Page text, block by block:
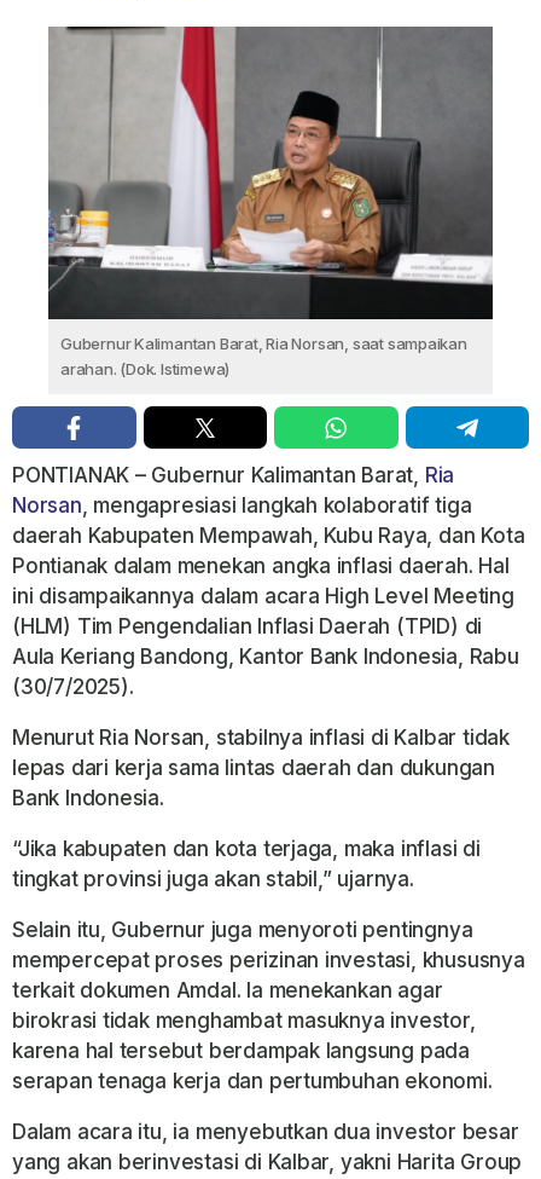
Gubernur Kalimantan Barat, Ria Norsan, saat sampaikan
arahan. (Dok. Istimewa)
PONTIANAK – Gubernur Kalimantan Barat, Ria
Norsan, mengapresiasi langkah kolaboratif tiga
daerah Kabupaten Mempawah, Kubu Raya, dan Kota
Pontianak dalam menekan angka inflasi daerah. Hal
ini disampaikannya dalam acara High Level Meeting
(HLM) Tim Pengendalian Inflasi Daerah (TPID) di
Aula Keriang Bandong, Kantor Bank Indonesia, Rabu
(30/7/2025).
Menurut Ria Norsan, stabilnya inflasi di Kalbar tidak
lepas dari kerja sama lintas daerah dan dukungan
Bank Indonesia.
“Jika kabupaten dan kota terjaga, maka inflasi di
tingkat provinsi juga akan stabil,” ujarnya.
Selain itu, Gubernur juga menyoroti pentingnya
mempercepat proses perizinan investasi, khususnya
terkait dokumen Amdal. Ia menekankan agar
birokrasi tidak menghambat masuknya investor,
karena hal tersebut berdampak langsung pada
serapan tenaga kerja dan pertumbuhan ekonomi.
Dalam acara itu, ia menyebutkan dua investor besar
yang akan berinvestasi di Kalbar, yakni Harita Group